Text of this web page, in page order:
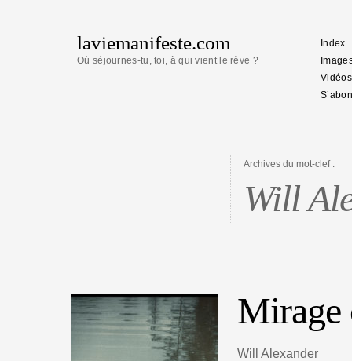
laviemanifeste.com
Où séjournes-tu, toi, à qui vient le rêve ?
Index
Vidéos
Archives du mot-clef :
Will
Mirage
Will Alexander